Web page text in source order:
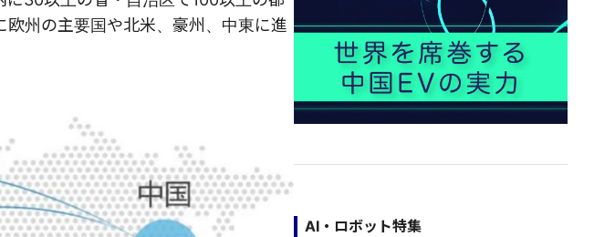
州の主要国や北米、豪州、中東に進
AI・ロボット特集